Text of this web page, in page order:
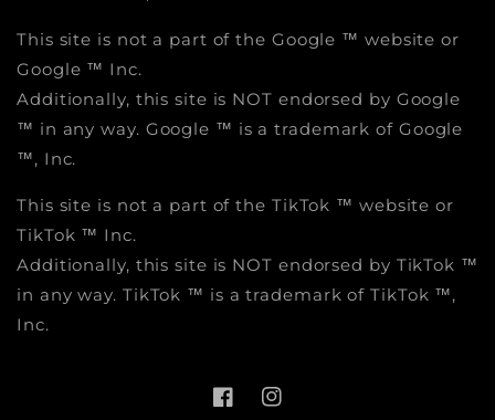
This site is not a part of the Google ™ website or
Google ™ Inc.
Additionally, this site is NOT endorsed by Google
™ in any way. Google ™ is a trademark of Google
™, Inc.
This site is not a part of the TikTok ™ website or
TikTok ™ Inc.
Additionally, this site is NOT endorsed by TikTok ™
in any way. TikTok ™ is a trademark of TikTok ™,
Inc.
FacebookInstagram